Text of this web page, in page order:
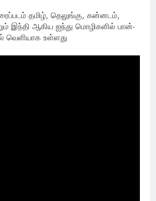
தமிழ், தெலுங்கு, கன்னடம்,
இந்தி ஆகிய ஐந்து மொழிகளில் பான்-
வெளியாக உள்ளது